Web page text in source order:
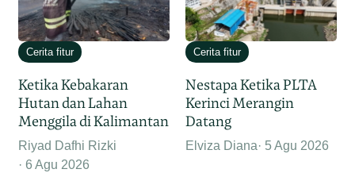
Cerita fitur
Ketika Kebakaran
Hutan dan Lahan
Menggila di Kalimantan
Riyad Dafhi Rizki
6 Agu 2026
Cerita fitur
Nestapa Ketika PLTA
Kerinci Merangin
Datang
Elviza Diana 5 Agu 2026